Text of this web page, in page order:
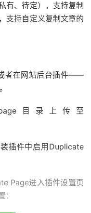
有、待定），支持复制
支持自定义复制文章的
或者在网站后台插件——
目录上传至
插件中启用Duplicate
Page进入插件设置页